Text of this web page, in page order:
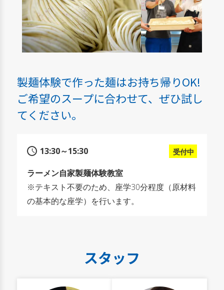
製麺体験で作った麺はお持ち帰りOK!
ご希望のスープに合わせて、ぜひ試し
てください。
13:30～15:30 受付中
ラーメン自家製麺体験教室
※テキスト不要のため、座学30分程度（原材料
の基本的な座学）を行います。
スタッフ